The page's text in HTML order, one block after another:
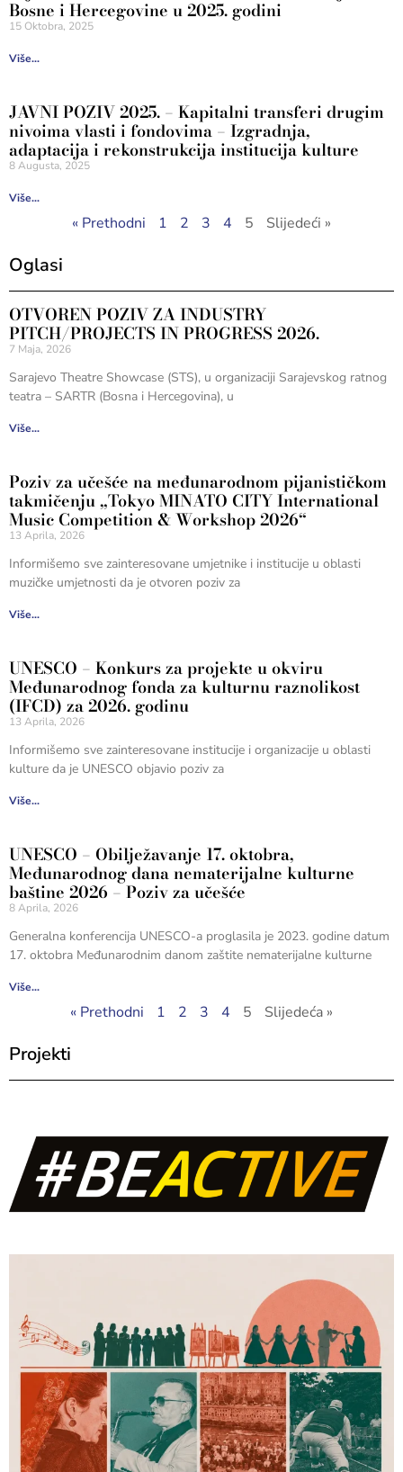
Bosne i Hercegovine u 2025. godini
15 Oktobra, 2025
Više...
JAVNI POZIV 2025. – Kapitalni transferi drugim
nivoima vlasti i fondovima – Izgradnja,
adaptacija i rekonstrukcija institucija kulture
8 Augusta, 2025
Više...
« Prethodni 1 2 3 4 5 Slijedeći »
Oglasi
OTVOREN POZIV ZA INDUSTRY
PITCH/PROJECTS IN PROGRESS 2026.
7 Maja, 2026
Sarajevo Theatre Showcase (STS), u organizaciji Sarajevskog ratnog
teatra – SARTR (Bosna i Hercegovina), u
Više...
Poziv za učešće na međunarodnom pijanističkom
takmičenju „Tokyo MINATO CITY International
Music Competition & Workshop 2026“
13 Aprila, 2026
Informišemo sve zainteresovane umjetnike i institucije u oblasti
muzičke umjetnosti da je otvoren poziv za
Više...
UNESCO – Konkurs za projekte u okviru
Međunarodnog fonda za kulturnu raznolikost
(IFCD) za 2026. godinu
13 Aprila, 2026
Informišemo sve zainteresovane institucije i organizacije u oblasti
kulture da je UNESCO objavio poziv za
Više...
UNESCO – Obilježavanje 17. oktobra,
Međunarodnog dana nematerijalne kulturne
baštine 2026 – Poziv za učešće
8 Aprila, 2026
Generalna konferencija UNESCO-a proglasila je 2023. godine datum
17. oktobra Međunarodnim danom zaštite nematerijalne kulturne
Više...
« Prethodni 1 2 3 4 5 Slijedeća »
Projekti